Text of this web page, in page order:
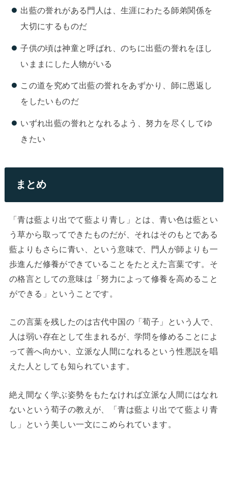
出藍の誉れがある門人は、生涯にわたる師弟関係を
大切にするものだ
子供の頃は神童と呼ばれ、のちに出藍の誉れをほし
いままにした人物がいる
この道を究めて出藍の誉れをあずかり、師に恩返し
をしたいものだ
いずれ出藍の誉れとなれるよう、努力を尽くしてゆ
きたい
まとめ
「青は藍より出でて藍より青し」とは、青い色は藍とい
う草から取ってできたものだが、それはそのもとである
藍よりもさらに青い、という意味で、門人が師よりも一
歩進んだ修養ができていることをたとえた言葉です。そ
の格言としての意味は「努力によって修養を高めること
ができる」ということです。
この言葉を残したのは古代中国の「荀子」という人で、
人は弱い存在として生まれるが、学問を修めることによ
って善へ向かい、立派な人間になれるという性悪説を唱
えた人としても知られています。
絶え間なく学ぶ姿勢をもたなければ立派な人間にはなれ
ないという荀子の教えが、「青は藍より出でて藍より青
し」という美しい一文にこめられています。